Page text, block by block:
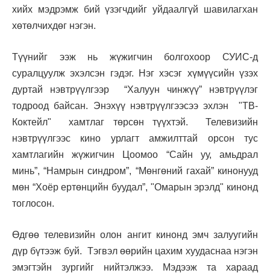
хийх мэдрэмж бий үзэгчдийг уйдаалгүй шавилагхан
хөтөлчихдөг нэгэн.
Түүнийг ээж нь жүжигчин болгохоор СУИС-д
суралцуулж эхэлсэн гэдэг. Нэг хэсэг хүмүүсийн үзэх
дуртай нэвтрүүлгээр “Халуун чинжүү” нэвтрүүлэг
тодроод байсан. Энэхүү нэвтрүүлгээсээ эхлэн "ТВ-
Коктейл" хамтлаг төрсөн түүхтэй. Телевизийн
нэвтрүүлгээс кино урлагт амжилттай орсон тус
хамтлагийн жүжигчин Цоомоо “Сайн уу, амьдрал
минь”, “Намрын синдром”, “Мөнгөний гахай” кинонууд
мөн “Хоёр ертөнцийн буудал”, "Омарын эрэлд" кинонд
тоглосон.
Өдгөө телевизийн олон ангит кинонд эмч залуугийн
дүр бүтээж буй. Тэгвэл өөрийн цахим хуудаснаа нэгэн
эмэгтэйн зургийг нийтэлжээ. Мэдээж та хараад